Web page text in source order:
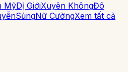
MỹDị GiớiXuyên KhôngĐô
SủngNữ CườngXem tất cả